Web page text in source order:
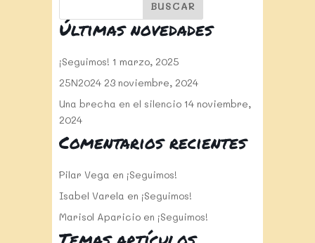
Últimas novedades
¡Seguimos! 1 marzo, 2025
25N2024 23 noviembre, 2024
Una brecha en el silencio 14 noviembre,
2024
Comentarios recientes
Pilar Vega en ¡Seguimos!
Isabel Varela en ¡Seguimos!
Marisol Aparicio en ¡Seguimos!